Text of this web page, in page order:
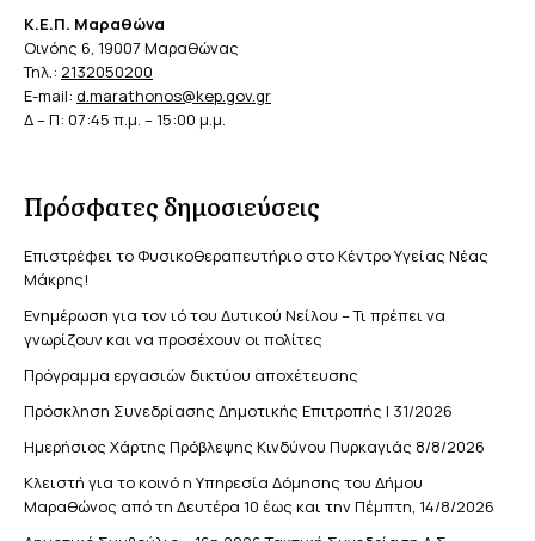
Κ.Ε.Π. Μαραθώνα
Οινόης 6, 19007 Μαραθώνας
Τηλ.: 2132050200
E-mail: d.marathonos@kep.gov.gr
Δ – Π: 07:45 π.μ. – 15:00 μ.μ.
Πρόσφατες δημοσιεύσεις
Επιστρέφει το Φυσικοθεραπευτήριο στο Κέντρο Υγείας Νέας
Μάκρης!
Ενημέρωση για τον ιό του Δυτικού Νείλου – Τι πρέπει να
γνωρίζουν και να προσέχουν οι πολίτες
Πρόγραμμα εργασιών δικτύου αποχέτευσης
Πρόσκληση Συνεδρίασης Δημοτικής Επιτροπής | 31/2026
Ημερήσιος Χάρτης Πρόβλεψης Κινδύνου Πυρκαγιάς 8/8/2026
Κλειστή για το κοινό η Υπηρεσία Δόμησης του Δήμου
Μαραθώνος από τη Δευτέρα 10 έως και την Πέμπτη, 14/8/2026